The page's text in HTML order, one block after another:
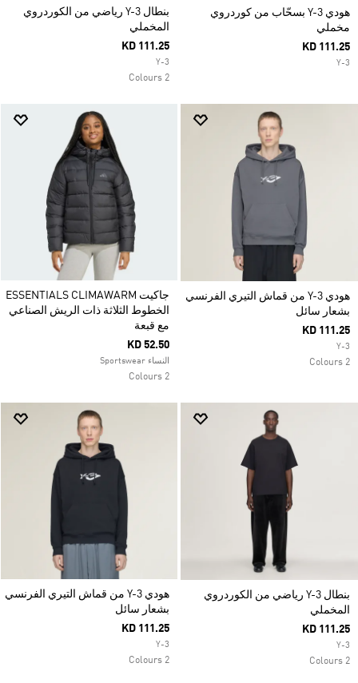
هودي Y-3 بسحّاب من كوردروي
مخملي
KD 111.25
Y-3
بنطال Y-3 رياضي من الكوردروي
المخملي
KD 111.25
Y-3
2 Colours
هودي Y-3 من قماش التيري الفرنسي
بشعار سائل
KD 111.25
Y-3
2 Colours
جاكيت ESSENTIALS CLIMAWARM
الخطوط الثلاثة ذات الريش الصناعي
مع قبعة
KD 52.50
النساء Sportswear
2 Colours
بنطال Y-3 رياضي من الكوردروي
المخملي
KD 111.25
Y-3
2 Colours
هودي Y-3 من قماش التيري الفرنسي
بشعار سائل
KD 111.25
Y-3
2 Colours